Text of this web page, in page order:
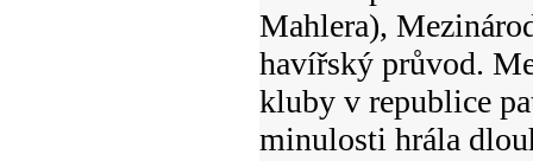
Mahlera),
havířský průvod.
kluby v republice
minulosti hrála